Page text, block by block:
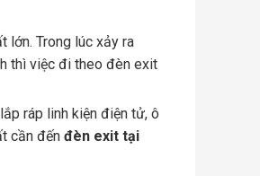
lớn. Trong lúc xảy ra
thì việc đi theo đèn exit
ráp linh kiện điện tử, ô
cần đến đèn exit tại